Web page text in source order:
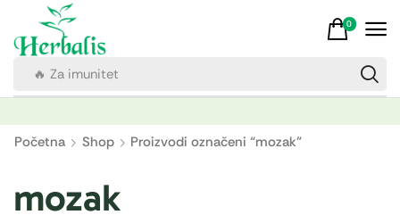
🔥 Za imunitet
0
Početna Shop Proizvodi označeni “mozak”
mozak